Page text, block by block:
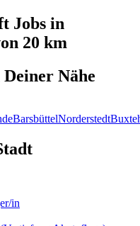
Jobs in
20 km
Nähe
BarsbüttelNorderstedt
in